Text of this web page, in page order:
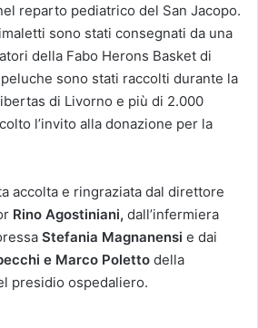
reparto pediatrico del San Jacopo.
sono stati consegnati da una
della Fabo Herons Basket di
sono stati raccolti durante la
di Livorno e più di 2.000
l’invito alla donazione per la
accolta e ringraziata dal direttore
Rino Agostiniani, dall’infermiera
Stefania Magnanensi e dai
e Marco Poletto della
presidio ospedaliero.